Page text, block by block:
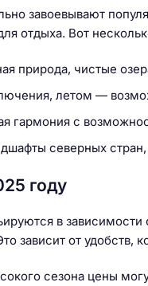
завоевывают
отдыха. Вот
природа, чистые
летом —
гармония с
северных
году
в
зависит от
сезона цены
Н
т
и